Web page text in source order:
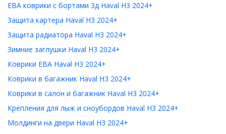
ЕВА коврики с бортами 3д Haval H3 2024+
Защита картера Haval H3 2024+
Защита радиатора Haval H3 2024+
Зимние заглушки Haval H3 2024+
Коврики ЕВА Haval H3 2024+
Коврики в багажник Haval H3 2024+
Коврики в салон и багажник Haval H3 2024+
Крепления для лыж и сноубордов Haval H3 2024+
Молдинги на двери Haval H3 2024+